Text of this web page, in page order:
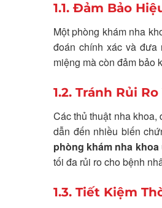
1.1. Đảm Bảo
Một phòng khám nha
đoán chính xác và
miệng mà còn đảm bảo
1.2. Tránh Rủi
Các thủ thuật nha
dẫn đến nhiều biến
phòng khám nha khoa
tối đa rủi ro cho bệnh
1.3. Tiết Kiệm